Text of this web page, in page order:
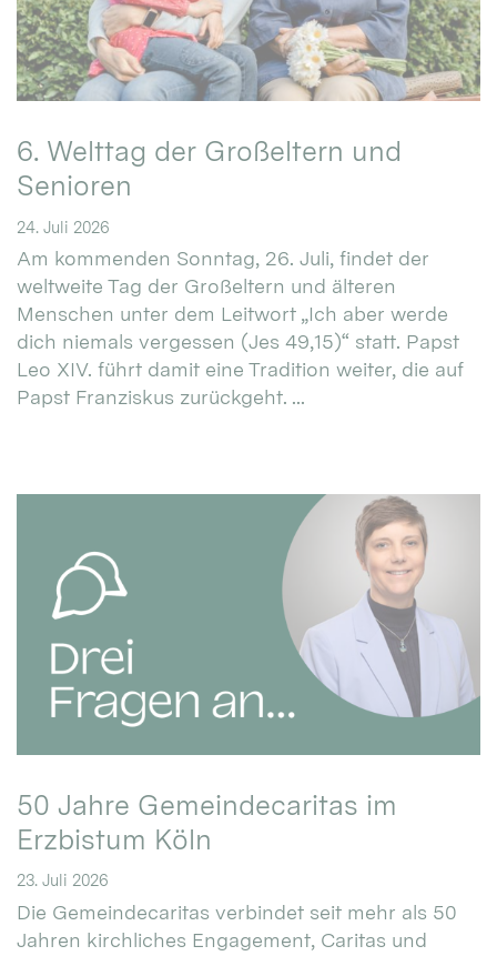
6. Welttag der Großeltern und
Senioren
24. Juli 2026
Am kommenden Sonntag, 26. Juli, findet der
weltweite Tag der Großeltern und älteren
Menschen unter dem Leitwort „Ich aber werde
dich niemals vergessen (Jes 49,15)“ statt. Papst
Leo XIV. führt damit eine Tradition weiter, die auf
Papst Franziskus zurückgeht. ...
50 Jahre Gemeindecaritas im
Erzbistum Köln
23. Juli 2026
Die Gemeindecaritas verbindet seit mehr als 50
Jahren kirchliches Engagement, Caritas und